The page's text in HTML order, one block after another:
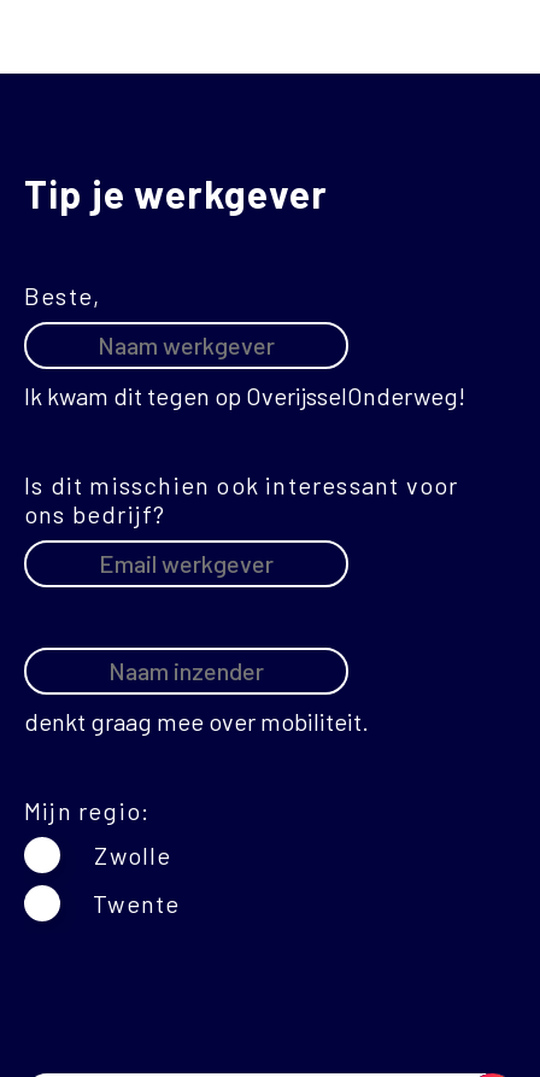
Tip je werkgever
Beste,
Ik kwam dit tegen op OverijsselOnderweg!
Is dit misschien ook interessant voor
ons bedrijf?
Naam inzender
denkt graag mee over mobiliteit.
Mijn regio:
Zwolle
Twente